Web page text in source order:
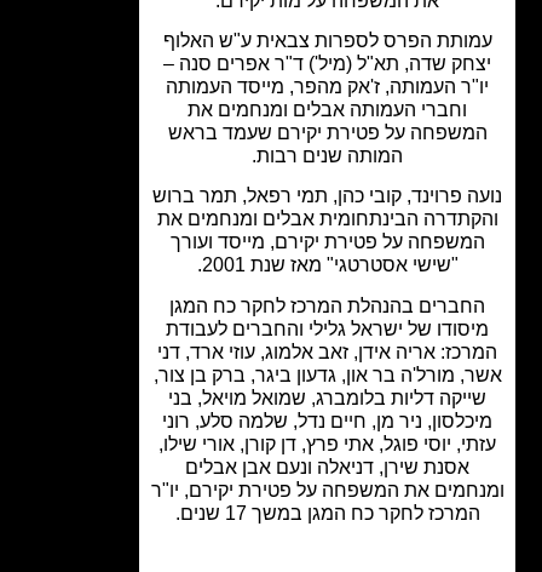
הפרס לספרות צבאית ע"ש האלוף
שדה, תא"ל (מיל') ד"ר אפרים סנה –
העמותה, ז'אק מהפר, מייסד העמותה
וחברי העמותה אבלים ומנחמים את
על פטירת יקירם שעמד בראש
המותה שנים רבות.
פרוינד, קובי כהן, תמי רפאל, תמר ברוש
הבינתחומית אבלים ומנחמים את
על פטירת יקירם, מייסד ועורך
"שישי אסטרטגי" מאז שנת 2001.
בהנהלת המרכז לחקר כח המגן
של ישראל גלילי והחברים לעבודת
אריה אידן, זאב אלמוג, עוזי ארד, דני
מורל'ה בר און, גדעון ביגר, ברק בן צור,
דליות בלומברג, שמואל מויאל, בני
ניר מן, חיים נדל, שלמה סלע, רוני
יוסי פוגל, אתי פרץ, דן קורן, אורי שילו,
אסנת שירן, דניאלה ונעם אבן אבלים
את המשפחה על פטירת יקירם, יו"ר
המרכז לחקר כח המגן במשך 17 שנים.